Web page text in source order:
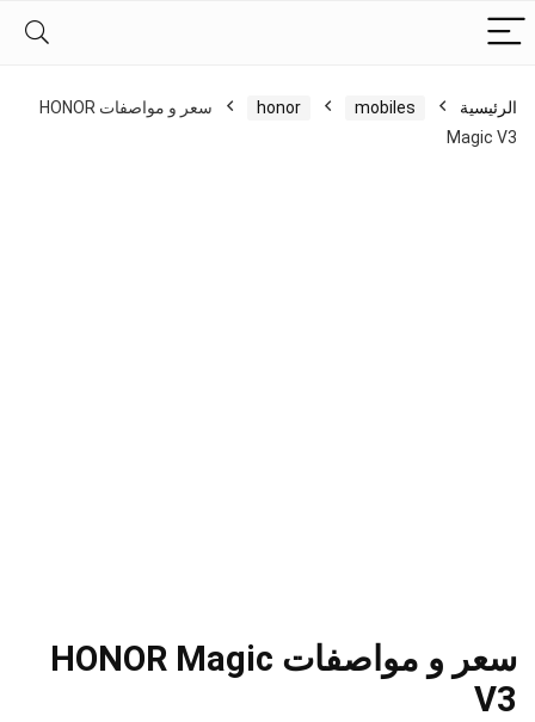
الرئيسية mobiles
honor
سعر و مواصفات HONOR
Magic V3
سعر و مواصفات HONOR Magic
V3